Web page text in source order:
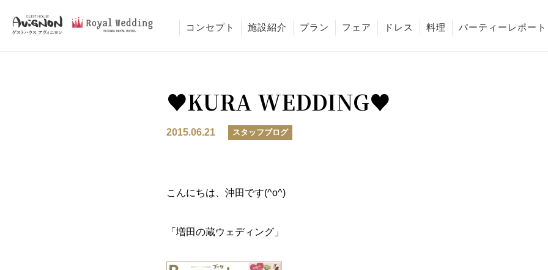
コンセプト 施設紹介 プラン フェア ドレス 料理 パーティーレポート
♥KURA WEDDING♥
2015.06.21 スタッフブログ
こんにちは、沖田です(^o^)ゞ
「増田の蔵ウェディング」